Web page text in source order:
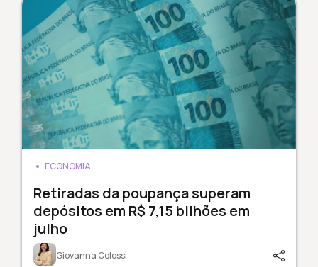
ECONOMIA
Retiradas da poupança superam
depósitos em R$ 7,15 bilhões em
julho
Giovanna Colossi